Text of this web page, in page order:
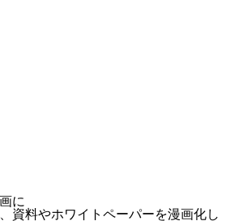
に
資料やホワイトペーパーを漫画化し